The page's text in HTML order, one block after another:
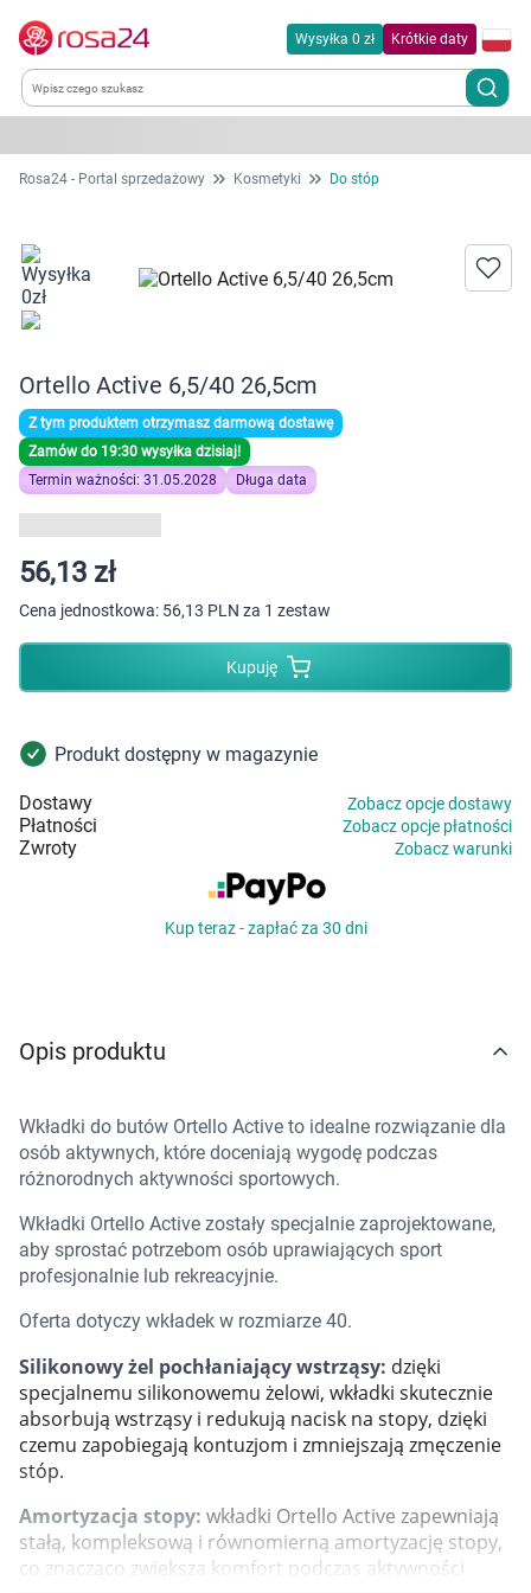
Korzystamy z plików cookies w celu
dostosowania zawartości serwisu do Twoich
Wysyłka 0 zł Krótkie daty
Kategorie
Dla zwierząt
Zdrowie
Kobieta w ciąży i mama
Dziecko
Zabawki
Rosa24 - Portal sprzedażowy Kosmetyki Do stóp
Ortello Active 6,5/40 26,5cm
Z tym produktem otrzymasz darmową dostawę
Zamów do 19:30 wysyłka dzisiaj!
Termin ważności: 31.05.2028
Długa data
56,13 zł
Cena jednostkowa: 56,13 PLN za 1 zestaw
Kupuję
Produkt dostępny w magazynie
Dostawy Zobacz opcje dostawy
Płatności Zobacz opcje płatności
Zwroty Zobacz warunki
Kup teraz - zapłać za 30 dni
Opis produktu
Wkładki do butów Ortello Active to idealne rozwiązanie dla
osób aktywnych, które doceniają wygodę podczas
różnorodnych aktywności sportowych.
Wkładki Ortello Active zostały specjalnie zaprojektowane,
aby sprostać potrzebom osób uprawiających sport
profesjonalnie lub rekreacyjnie.
Oferta dotyczy wkładek w rozmiarze 40.
Silikonowy żel pochłaniający wstrząsy: dzięki
specjalnemu silikonowemu żelowi, wkładki skutecznie
absorbują wstrząsy i redukują nacisk na stopy, dzięki
czemu zapobiegają kontuzjom i zmniejszają zmęczenie
stóp.
Amortyzacja stopy: wkładki Ortello Active zapewniają
stałą, kompleksową i równomierną amortyzację stopy,
co znacząco zwiększa komfort podczas aktywności